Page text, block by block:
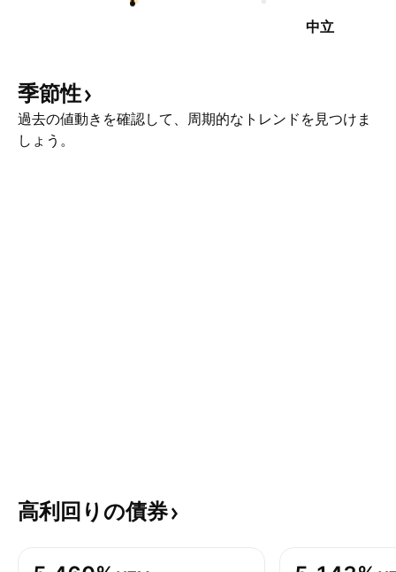
中立
季節性
過去の値動きを確認して、周期的なトレンドを見つけま
しょう。
高利回りの債券